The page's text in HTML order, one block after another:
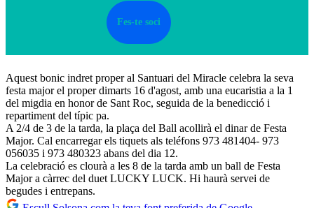
Fes-te soci
Aquest bonic indret proper al Santuari del Miracle celebra la seva
festa major el proper dimarts 16 d'agost, amb una eucaristia a la 1
del migdia en honor de Sant Roc, seguida de la benedicció i
repartiment del típic pa.
A 2/4 de 3 de la tarda, la plaça del Ball acollirà el dinar de Festa
Major. Cal encarregar els tiquets als teléfons 973 481404- 973
056035 i 973 480323 abans del dia 12.
La celebració es clourà a les 8 de la tarda amb un ball de Festa
Major a càrrec del duet LUCKY LUCK. Hi haurà servei de
begudes i entrepans.